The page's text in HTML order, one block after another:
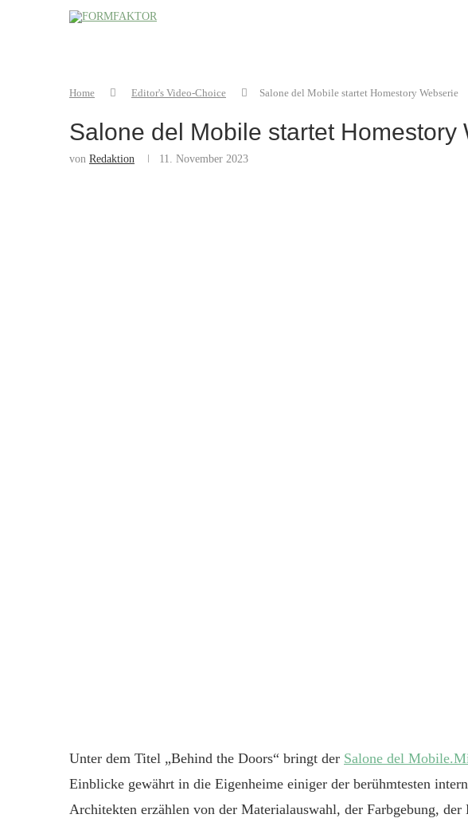
Home Editor's Video-Choice Salone del Mobile startet Homestory Webserie
Salone del Mobile startet Homestory
von Redaktion 11. November 2023
Unter dem Titel „Behind the Doors“ bringt der Salone del
Einblicke gewährt in die Eigenheime einiger der berühmtesten
Architekten erzählen von der Materialauswahl, der Farbgebung,